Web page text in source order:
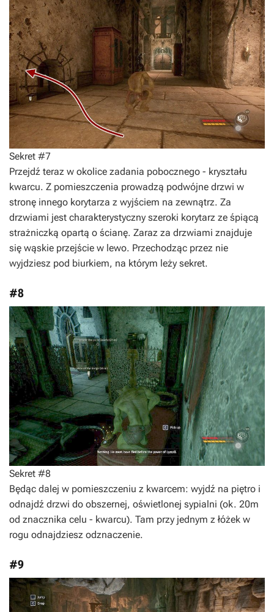
Sekret #7
Przejdź teraz w okolice zadania pobocznego - kryształu
kwarcu. Z pomieszczenia prowadzą podwójne drzwi w
stronę innego korytarza z wyjściem na zewnątrz. Za
drzwiami jest charakterystyczny szeroki korytarz ze śpiącą
strażniczką opartą o ścianę. Zaraz za drzwiami znajduje
się wąskie przejście w lewo. Przechodząc przez nie
wyjdziesz pod biurkiem, na którym leży sekret.
#8
Sekret #8
Będąc dalej w pomieszczeniu z kwarcem: wyjdź na piętro i
odnajdź drzwi do obszernej, oświetlonej sypialni (ok. 20m
od znacznika celu - kwarcu). Tam przy jednym z łóżek w
rogu odnajdziesz odznaczenie.
#9